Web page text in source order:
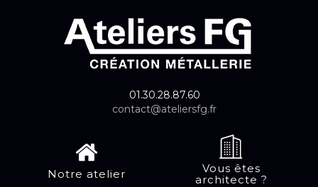
01.30.28.87.60
contact@ateliersfg.fr
Notre atelier
Vous êtes
architecte ?